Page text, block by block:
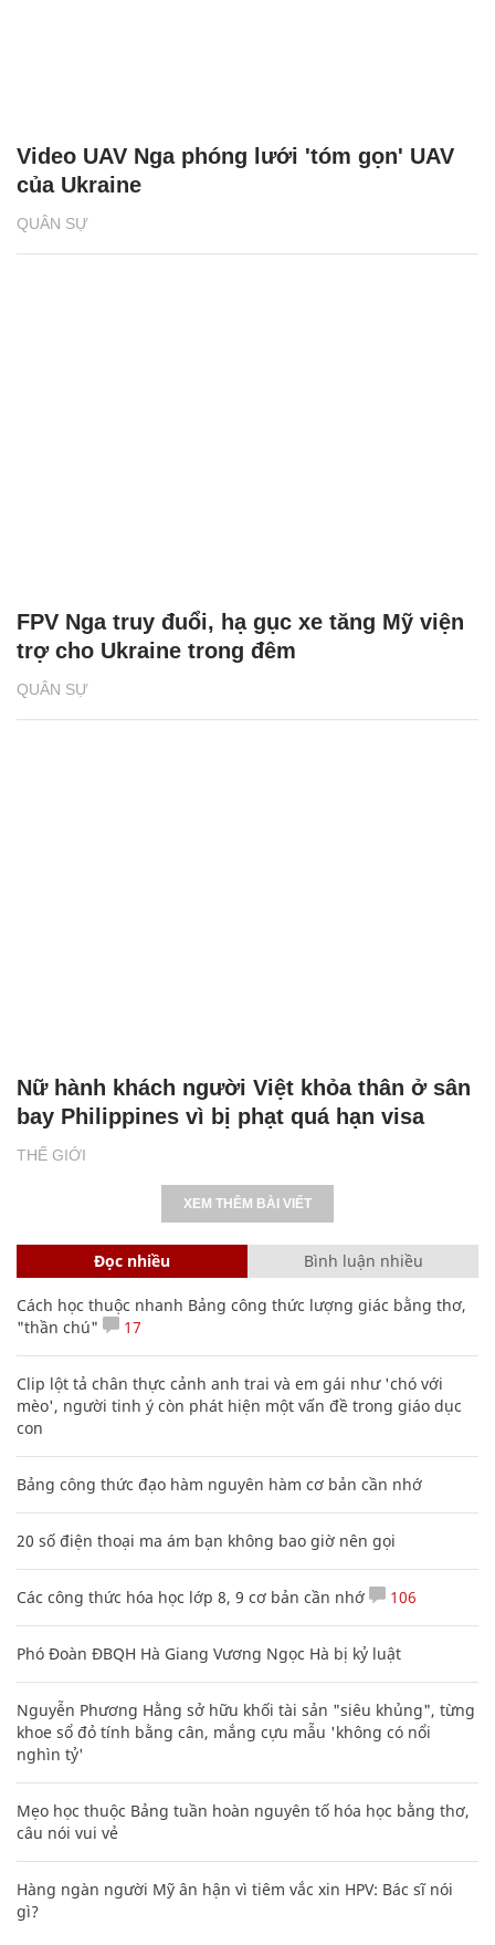
QUÂN SỰ
Video UAV Nga phóng lưới 'tóm gọn' UAV
của Ukraine
QUÂN SỰ
FPV Nga truy đuổi, hạ gục xe tăng Mỹ viện
trợ cho Ukraine trong đêm
THẾ GIỚI
Nữ hành khách người Việt khỏa thân ở sân
bay Philippines vì bị phạt quá hạn visa
XEM THÊM BÀI VIẾT
Đọc nhiều Bình luận nhiều
Cách học thuộc nhanh Bảng công thức lượng giác bằng thơ,
"thần chú"
17
Clip lột tả chân thực cảnh anh trai và em gái như 'chó với
mèo', người tinh ý còn phát hiện một vấn đề trong giáo dục
con
Bảng công thức đạo hàm nguyên hàm cơ bản cần nhớ
20 số điện thoại ma ám bạn không bao giờ nên gọi
Các công thức hóa học lớp 8, 9 cơ bản cần nhớ 106
Phó Đoàn ĐBQH Hà Giang Vương Ngọc Hà bị kỷ luật
Nguyễn Phương Hằng sở hữu khối tài sản "siêu khủng", từng
khoe sổ đỏ tính bằng cân, mắng cựu mẫu 'không có nổi
nghìn tỷ'
Mẹo học thuộc Bảng tuần hoàn nguyên tố hóa học bằng thơ,
câu nói vui vẻ
Hàng ngàn người Mỹ ân hận vì tiêm vắc xin HPV: Bác sĩ nói
gì?